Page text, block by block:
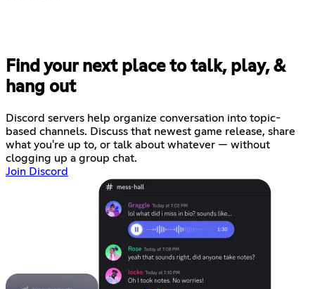
Find your next place to talk, play, &
hang out
Discord servers help organize conversation into topic-
based channels. Discuss that newest game release, share
what you're up to, or talk about whatever — without
clogging up a group chat.
Join Discord